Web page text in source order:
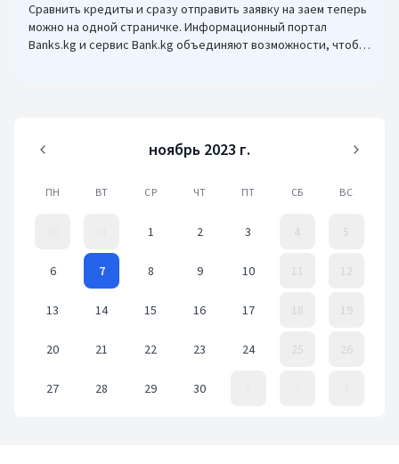
Сравнить кредиты и сразу отправить заявку на заем теперь
можно на одной страничке. Информационный портал
Banks.kg и сервис Bank.kg объединяют возможности, чтобы
ноябрь 2023 г.
ПН ВТ СР ЧТ ПТ СБ ВС
1 2 3 4 5
6 7 8 9 10 11 12
13 14 15 16 17 18 19
20 21 22 23 24 25 26
27 28 29 30